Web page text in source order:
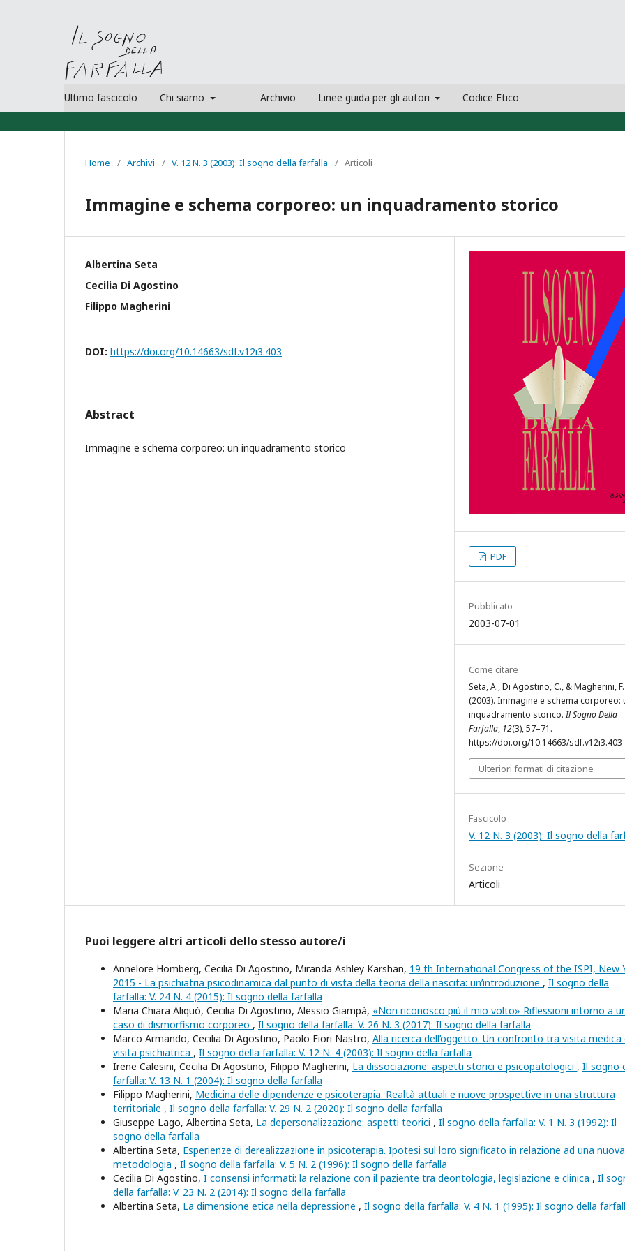
Ultimo fascicolo Chi siamo Archivio Linee guida per gli autori Codice Etico
Home / Archivi / V. 12 N. 3 (2003): Il sogno della farfalla / Articoli
Immagine e schema corporeo: un inquadramento storico
Albertina Seta
Cecilia Di Agostino
Filippo Magherini
DOI: https://doi.org/10.14663/sdf.v12i3.403
Abstract
Immagine e schema corporeo: un inquadramento storico
PDF
Pubblicato
2003-07-01
Come citare
Seta, A., Di Agostino, C., & Magherini, F.
(2003). Immagine e schema corporeo:
inquadramento storico.Il Sogno Della
Farfalla, 12(3), 57–71.
https://doi.org/10.14663/sdf.v12i3.403
Ulteriori formati di citazione
Fascicolo
V. 12 N. 3 (2003): Il sogno della
Sezione
Articoli
Puoi leggere altri articoli dello stesso autore/i
Annelore Homberg, Cecilia Di Agostino, Miranda Ashley Karshan, 19 th International Congress of the ISPI, New
2015 - La psichiatria psicodinamica dal punto di vista della teoria della nascita: un’introduzione , Il sogno della
farfalla: V. 24 N. 4 (2015): Il sogno della farfalla
Maria Chiara Aliquò, Cecilia Di Agostino, Alessio Giampà, «Non riconosco più il mio volto» Riflessioni intorno a
caso di dismorfismo corporeo , Il sogno della farfalla: V. 26 N. 3 (2017): Il sogno della farfalla
Marco Armando, Cecilia Di Agostino, Paolo Fiori Nastro, Alla ricerca dell’oggetto. Un confronto tra visita medica
visita psichiatrica , Il sogno della farfalla: V. 12 N. 4 (2003): Il sogno della farfalla
Irene Calesini, Cecilia Di Agostino, Filippo Magherini, La dissociazione: aspetti storici e psicopatologici , Il sogno
farfalla: V. 13 N. 1 (2004): Il sogno della farfalla
Filippo Magherini, Medicina delle dipendenze e psicoterapia. Realtà attuali e nuove prospettive in una struttura
territoriale , Il sogno della farfalla: V. 29 N. 2 (2020): Il sogno della farfalla
Giuseppe Lago, Albertina Seta, La depersonalizzazione: aspetti teorici , Il sogno della farfalla: V. 1 N. 3 (1992): Il
sogno della farfalla
Albertina Seta, Esperienze di derealizzazione in psicoterapia. Ipotesi sul loro significato in relazione ad una nuova
metodologia , Il sogno della farfalla: V. 5 N. 2 (1996): Il sogno della farfalla
Cecilia Di Agostino, I consensi informati: la relazione con il paziente tra deontologia, legislazione e clinica , Il
della farfalla: V. 23 N. 2 (2014): Il sogno della farfalla
Albertina Seta, La dimensione etica nella depressione , Il sogno della farfalla: V. 4 N. 1 (1995): Il sogno della